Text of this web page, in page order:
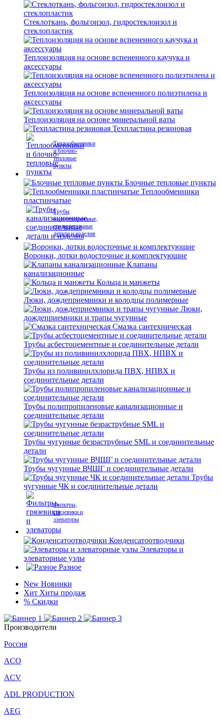
Стеклоткань, фольгоизол, гидростеклоизол и
стеклопластик
Теплоизоляция на основе вспененного каучука и
аксессуары
Теплоизоляция на основе вспененного полиэтилена и
аксессуары
Теплоизоляция на основе минеральной ваты
Техпластина резиновая
Теплообменники
и блочно-
тепловые
пункты
Блочные тепловые пункты
Теплообменники
пластинчатые
Трубы
канализационные,
соединительные
детали и изделия
Воронки, лотки водосточные и комплектующие
Клапаны
канализационные
Кольца и манжеты
Люки, дождеприемники и колодцы полимерные
Люки,
дождеприемники и трапы чугунные
Смазка сантехническая
Трубы асбестоцементные и соединительные детали
Трубы из поливинилхлорида ПВХ, НПВХ и
соединительные детали
Трубы полипропиленовые канализационные и
соединительные детали
Трубы чугунные безраструбные SML и соединительные
детали
Трубы чугунные ВЧШГ и соединительные детали
Трубы
чугунные ЧК и соединительные детали
Фильтры,
грязевики и
элеваторы
Конденсатоотводчики
Элеваторы и
элеваторные узлы
Разное
New Новинки
Хит Хиты продаж
% Скидки
Производители
Россия
ACO
ACV
ADL PRODUCTION
AEG